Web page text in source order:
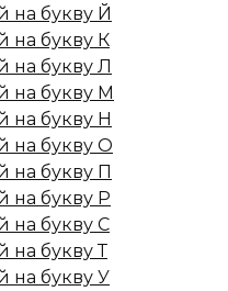
на букву Й
на букву К
на букву Л
на букву М
на букву Н
на букву О
на букву П
на букву Р
на букву С
на букву Т
на букву У